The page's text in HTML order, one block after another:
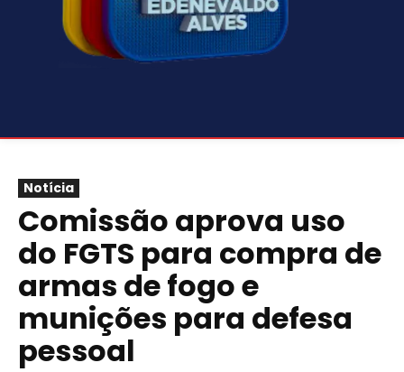
Notícia
Comissão aprova uso
do FGTS para compra de
armas de fogo e
munições para defesa
pessoal